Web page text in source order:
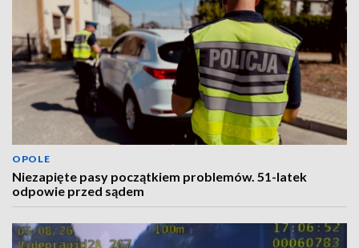
OPOLE
Niezapięte pasy początkiem problemów. 51-latek
odpowie przed sądem